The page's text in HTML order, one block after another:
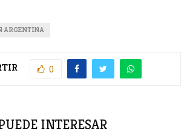
ARGENTINA
0
INTERESAR